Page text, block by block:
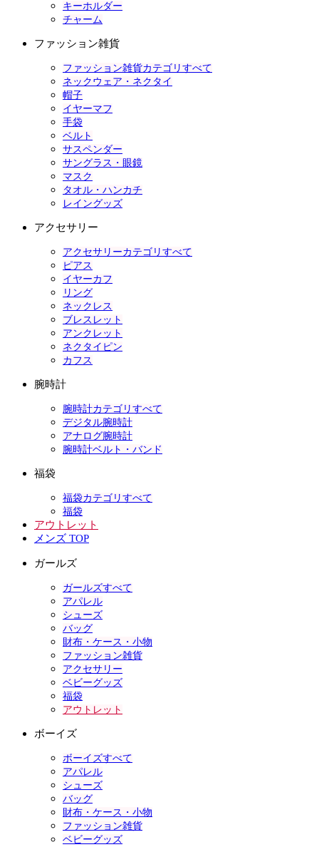
キーホルダー
チャーム
ファッション雑貨
ファッション雑貨カテゴリすべて
ネックウェア・ネクタイ
帽子
イヤーマフ
手袋
ベルト
サスペンダー
サングラス・眼鏡
マスク
タオル・ハンカチ
レイングッズ
アクセサリー
アクセサリーカテゴリすべて
ピアス
イヤーカフ
リング
ネックレス
ブレスレット
アンクレット
ネクタイピン
カフス
腕時計
腕時計カテゴリすべて
デジタル腕時計
アナログ腕時計
腕時計ベルト・バンド
福袋
福袋カテゴリすべて
福袋
アウトレット
メンズ TOP
ガールズ
ガールズすべて
アパレル
シューズ
バッグ
財布・ケース・小物
ファッション雑貨
アクセサリー
ベビーグッズ
福袋
アウトレット
ボーイズ
ボーイズすべて
アパレル
シューズ
バッグ
財布・ケース・小物
ファッション雑貨
ベビーグッズ